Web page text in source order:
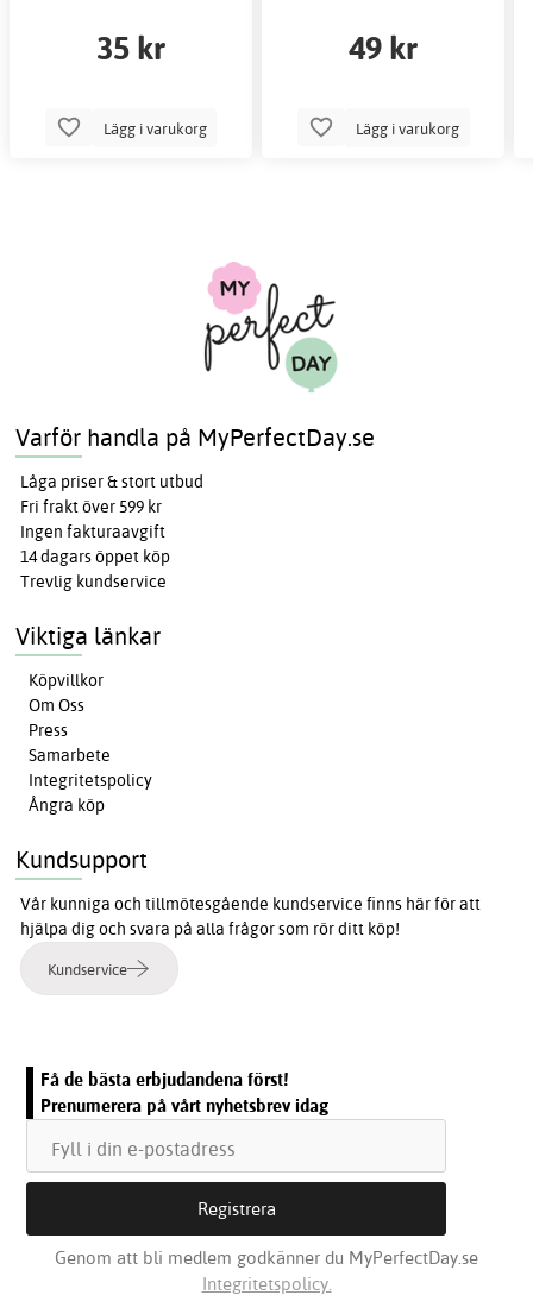
35 kr
Lägg i varukorg
49 kr
Lägg i varukorg
Varför handla på MyPerfectDay.se
Låga priser & stort utbud
Fri frakt över 599 kr
Ingen fakturaavgift
14 dagars öppet köp
Trevlig kundservice
Viktiga länkar
Köpvillkor
Om Oss
Press
Samarbete
Integritetspolicy
Ångra köp
Kundsupport
Vår kunniga och tillmötesgående kundservice finns här för att
hjälpa dig och svara på alla frågor som rör ditt köp!
Kundservice
Få de bästa erbjudandena först!
Prenumerera på vårt nyhetsbrev idag
Genom att bli medlem godkänner du MyPerfectDay.se
Integritetspolicy.